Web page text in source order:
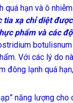
hạn và ô
tia xạ chỉ diệt
phẩm và các
Với các lý do
đông lạnh quá
năng lượng cho